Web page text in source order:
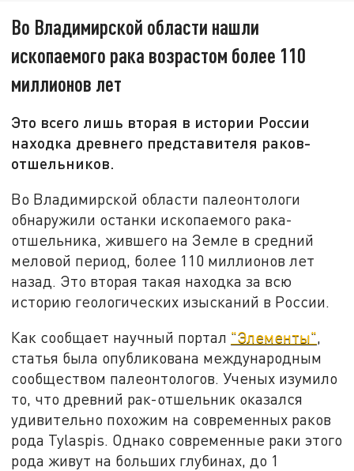
Во Владимирской области нашли
ископаемого рака возрастом более 110
миллионов лет
Это всего лишь вторая в истории России
находка древнего представителя раков-
отшельников.
Во Владимирской области палеонтологи
обнаружили останки ископаемого рака-
отшельника, жившего на Земле в средний
меловой период, более 110 миллионов лет
назад. Это вторая такая находка за всю
историю геологических изысканий в России.
Как сообщает научный портал "Элементы",
статья была опубликована международным
сообществом палеонтологов. Ученых изумило
то, что древний рак-отшельник оказался
удивительно похожим на современных раков
рода Tylaspis. Однако современные раки этого
рода живут на больших глубинах, до 1